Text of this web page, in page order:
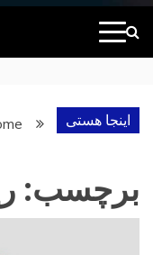
اینجا هستی
برچسب: